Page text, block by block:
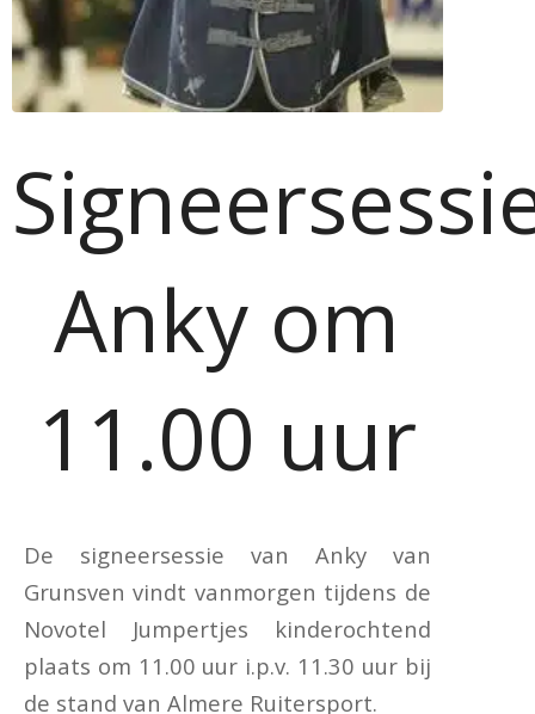
Anky om
11.00 uur
De signeersessie van Anky van
Grunsven vindt vanmorgen tijdens de
Novotel Jumpertjes kinderochtend
plaats om 11.00 uur i.p.v. 11.30 uur bij
de stand van Almere Ruitersport.